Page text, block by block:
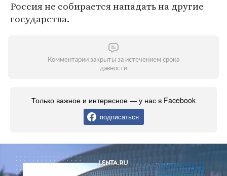
Россия не собирается нападать на другие
государства.
Комментарии закрыты за истечением срока
давности
Только важное и интересное — у нас в Facebook
подписаться